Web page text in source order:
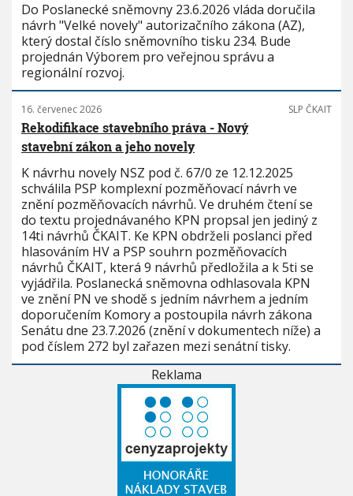
Do Poslanecké sněmovny 23.6.2026 vláda doručila
návrh "Velké novely" autorizačního zákona (AZ),
který dostal číslo sněmovního tisku 234. Bude
projednán Výborem pro veřejnou správu a
regionální rozvoj.
16. červenec 2026 SLP ČKAIT
Rekodifikace stavebního práva - Nový
stavební zákon a jeho novely
K návrhu novely NSZ pod č. 67/0 ze 12.12.2025
schválila PSP komplexní pozměňovací návrh ve
znění pozměňovacích návrhů. Ve druhém čtení se
do textu projednávaného KPN propsal jen jediný z
14ti návrhů ČKAIT. Ke KPN obdrželi poslanci před
hlasováním HV a PSP souhrn pozměňovacích
návrhů ČKAIT, která 9 návrhů předložila a k 5ti se
vyjádřila. Poslanecká sněmovna odhlasovala KPN
ve znění PN ve shodě s jedním návrhem a jedním
doporučením Komory a postoupila návrh zákona
Senátu dne 23.7.2026 (znění v dokumentech níže) a
pod číslem 272 byl zařazen mezi senátní tisky.
Reklama